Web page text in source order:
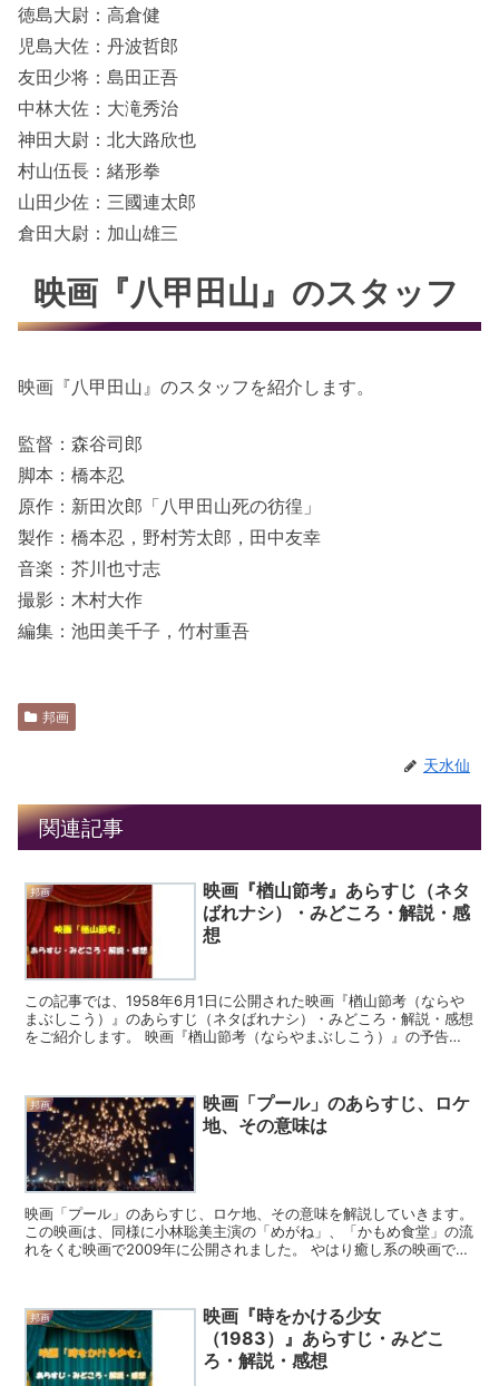
徳島大尉：高倉健
児島大佐：丹波哲郎
友田少将：島田正吾
中林大佐：大滝秀治
神田大尉：北大路欣也
村山伍長：緒形拳
山田少佐：三國連太郎
倉田大尉：加山雄三
映画『八甲田山』のスタッフ
映画『八甲田山』のスタッフを紹介します。
監督：森谷司郎
脚本：橋本忍
原作：新田次郎「八甲田山死の彷徨」
製作：橋本忍，野村芳太郎，田中友幸
音楽：芥川也寸志
撮影：木村大作
編集：池田美千子，竹村重吾
邦画
天水仙
関連記事
邦画
映画『楢山節考』あらすじ（ネタ
ばれナシ）・みどころ・解説・感
想
この記事では、1958年6月1日に公開された映画『楢山節考（ならや
まぶしこう）』のあらすじ（ネタばれナシ）・みどころ・解説・感想
をご紹介します。 映画『楢山節考（ならやまぶしこう）』の予告編
邦画
映画「プール」のあらすじ、ロケ
地、その意味は
映画「プール」のあらすじ、ロケ地、その意味を解説していきます。
この映画は、同様に小林聡美主演の「めがね」、「かもめ食堂」の流
れをくむ映画で2009年に公開されました。 やはり癒し系の映画で、
邦画
映画『時をかける少女
（1983）』あらすじ・みどこ
ろ・解説・感想